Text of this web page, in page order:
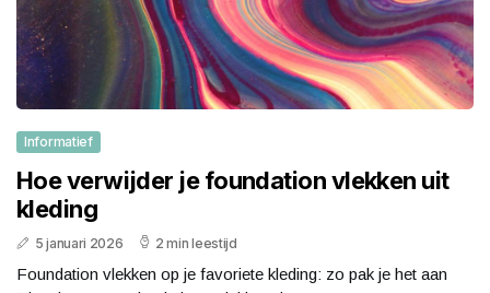
Informatief
Hoe verwijder je foundation vlekken uit
kleding
5 januari 2026 2 min leestijd
Foundation vlekken op je favoriete kleding: zo pak je het aan